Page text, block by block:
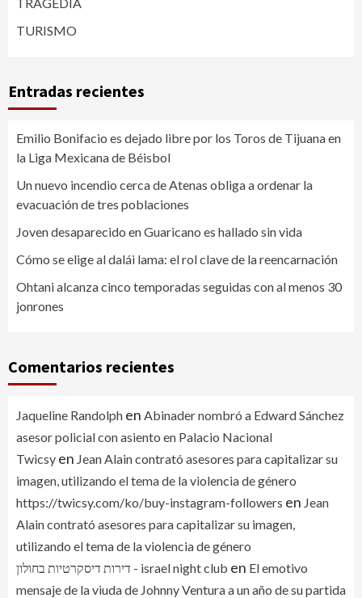
TURISMO
Entradas recientes
Emilio Bonifacio es dejado libre por los Toros de Tijuana en
la Liga Mexicana de Béisbol
Un nuevo incendio cerca de Atenas obliga a ordenar la
evacuación de tres poblaciones
Joven desaparecido en Guaricano es hallado sin vida
Cómo se elige al dalái lama: el rol clave de la reencarnación
Ohtani alcanza cinco temporadas seguidas con al menos 30
jonrones
Comentarios recientes
Jaqueline Randolph en Abinader nombró a Edward Sánchez
asesor policial con asiento en Palacio Nacional
Twicsy en Jean Alain contrató asesores para capitalizar su
imagen, utilizando el tema de la violencia de género
https://twicsy.com/ko/buy-instagram-followers en Jean
Alain contrató asesores para capitalizar su imagen,
utilizando el tema de la violencia de género
דירות דיסקרטיות בחולון - israel night club en El emotivo
mensaje de la viuda de Johnny Ventura a un año de su partida